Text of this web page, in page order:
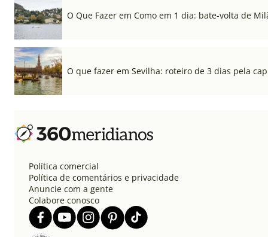
O Que Fazer em Como em 1 dia: bate-volta de
O que fazer em Sevilha: roteiro de 3 dias pela
Política comercial
Política de comentários e privacidade
Anuncie com a gente
Colabore conosco